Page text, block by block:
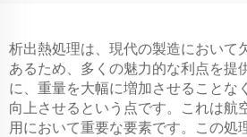
析出熱処理は、現代の製造において
あるため、多くの魅力的な利点を提
に、重量を大幅に増加させることな
向上させるという点です。これは航
用において重要な要素です。この処